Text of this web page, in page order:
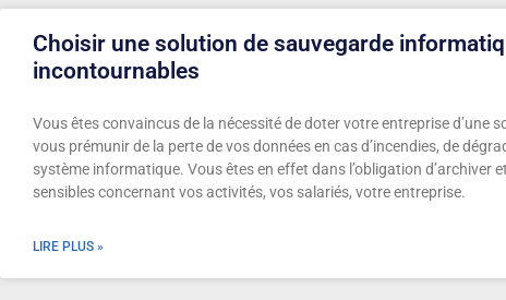
Choisir une solution de sauvegarde
incontournables
Vous êtes convaincus de la nécessité de doter votre entreprise d’une
vous prémunir de la perte de vos données en cas d’incendies, de
système informatique. Vous êtes en effet dans l’obligation d’archiver
sensibles concernant vos activités, vos salariés, votre entreprise.
LIRE PLUS »